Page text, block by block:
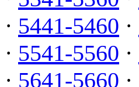
· 5441-5460 ·
· 5541-5560 ·
· 5641-5660 ·